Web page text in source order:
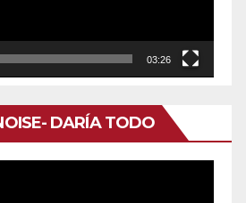
03:26
DARÍA TODO